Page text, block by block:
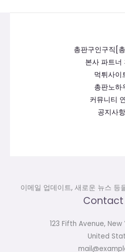
총판구인구직[
본사 파트너
먹튀사이
총판노하
커뮤니티
공지사항
이메일 업데이트, 새로운 뉴스 등
Contact
123 Fifth Avenue, New
United